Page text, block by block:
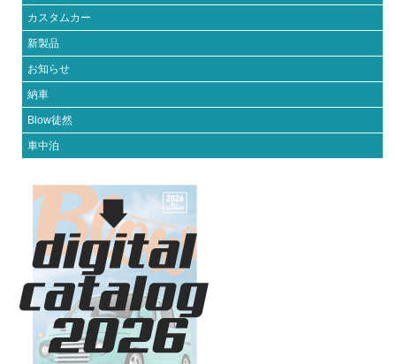
カスタムカー
新製品
お知らせ
納車
Blow徒然
車中泊